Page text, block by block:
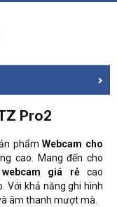
Pro2
phẩmWebcam cho
cao. Mang đến cho
webcam giá rẻcao
Với khả năng ghi hình
âm thanh mượt mà.